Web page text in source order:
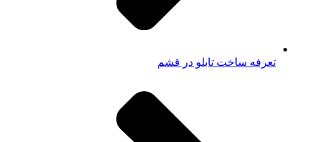
تعرفه ساخت تابلو در قشم